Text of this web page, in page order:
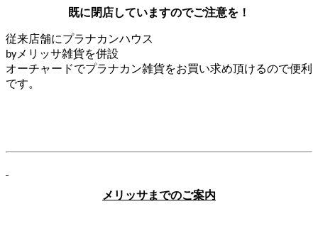
既に閉店していますのでご注意を！
従来店舗にプラナカンハウス
by メリッサ雑貨を併設
オーチャードでプラナカン雑貨をお買い求め頂けるので便利
です。
メリッサまでのご案内